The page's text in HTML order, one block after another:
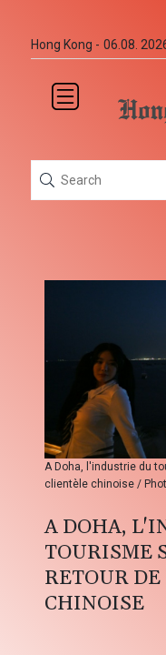
Hong Kong - 06.08.
A Doha, l'industrie du
clientèle chinoise /
A DOHA,
TOURISME
RETOUR
CHINOISE